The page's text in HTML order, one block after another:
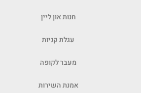
חנות און ליין
עגלת קניות
מעבר לקופה
אמנת השירות